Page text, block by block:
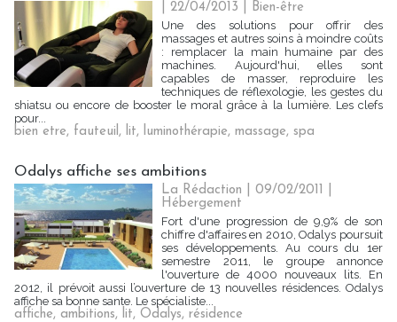
| 22/04/2013
Bien-être
Une des solutions pour offrir des
massages et autres soins à moindre coûts
: remplacer la main humaine par des
machines. Aujourd'hui, elles sont
capables de masser, reproduire les
techniques de réflexologie, les gestes du
shiatsu ou encore de booster le moral grâce à la lumière. Les clefs
pour...
bien etre, fauteuil, lit, luminothérapie, massage, spa
Odalys affiche ses ambitions
La Rédaction | 09/02/2011
Hébergement
Fort d'une progression de 9,9% de son
chiffre d'affaires en 2010, Odalys poursuit
ses développements. Au cours du 1er
semestre 2011, le groupe annonce
l'ouverture de 4000 nouveaux lits. En
2012, il prévoit aussi l’ouverture de 13 nouvelles résidences. Odalys
affiche sa bonne sante. Le spécialiste...
affiche, ambitions, lit, Odalys, résidence